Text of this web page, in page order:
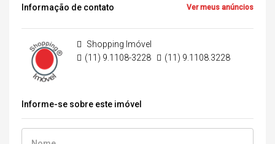
Informação de contato Ver meus anúncios
Shopping Imóvel
(11) 9.1108-3228
(11) 9.1108.3228
Informe-se sobre este imóvel